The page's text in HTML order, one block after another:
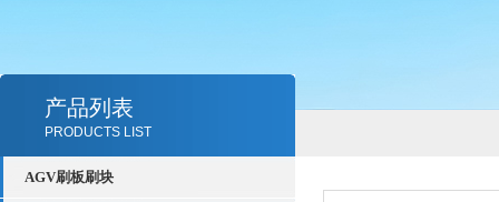
产品列表
PRODUCTS LIST
AGV刷板刷块